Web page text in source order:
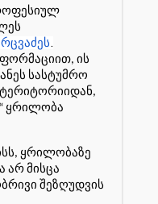
.
ის
სასტუმრო
ტერიტორიიდან,
ყრილობა
ყრილობაზე
არ მისცა
შეზღუდვის